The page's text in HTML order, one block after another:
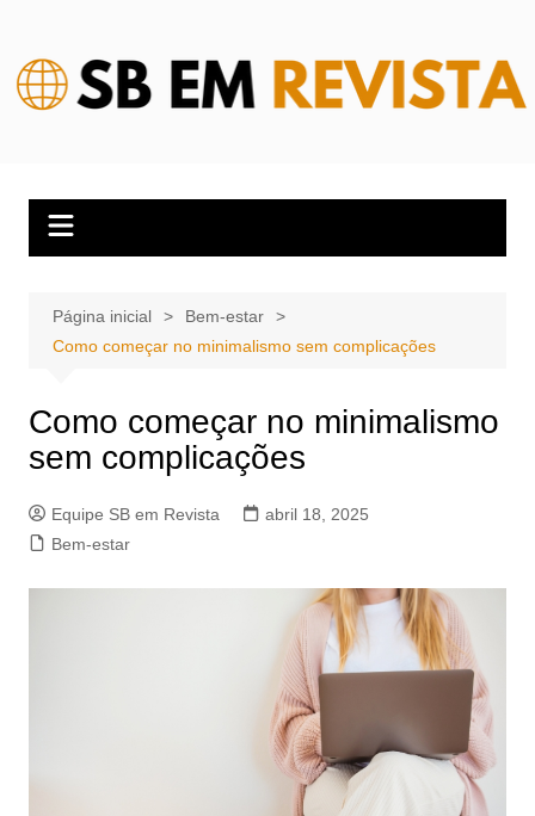
conteúdo
Página inicial
Bem-estar
Como começar no minimalismo sem complicações
Como começar no minimalismo
sem complicações
Equipe SB em Revista
abril 18, 2025
Bem-estar